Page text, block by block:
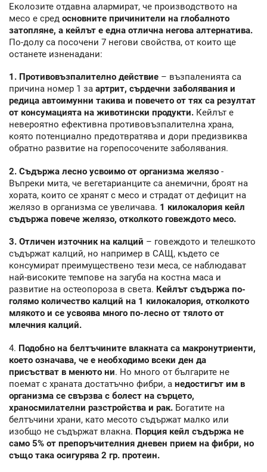
Еколозите отдавна алармират, че производството на
месо е сред основните причинители на глобалното
затопляне, а кейлът е една отлична негова алтернатива.
По-долу са посочени 7 негови свойства, от които ще
останете изненадани:
1. Противовъзпалително действие – възпаленията са
причина номер 1 за артрит, сърдечни заболявания и
редица автоимунни такива и повечето от тях са резултат
от консумацията на животински продукти. Кейлът е
невероятно ефективна противовъзпалителна храна,
която потенциално предотвратява и дори предизвиква
обратно развитие на горепосочените заболявания.
2. Съдържа лесно усвоимо от организма желязо -
Въпреки мита, че вегетарианците са анемични, броят на
хората, които се хранят с месо и страдат от дефицит на
желязо в организма се увеличава. 1 килокалория кейл
съдържа повече желязо, отколкото говеждото месо.
3. Отличен източник на калций – говеждото и телешкото
съдържат калций, но например в САЩ, където се
консумират преимуществено тези меса, се наблюдават
най-високите темпове на загуба на костна маса и
развитие на остеопороза в света. Кейлът съдържа по-
голямо количество калций на 1 килокалория, отколкото
млякото и се усвоява много по-лесно от тялото от
млечния калций.
4. Подобно на белтъчините влакната са макронутриенти,
което означава, че е необходимо всеки ден да
присъстват в менюто ни. Но много от българите не
поемат с храната достатъчно фибри, а недостигът им в
организма се свързва с болест на сърцето,
храносмилателни разстройства и рак. Богатите на
белтъчини храни, като месото съдържат малко или
изобщо не съдържат влакна. Порция кейл съдържа не
само 5% от препоръчителния дневен прием на фибри, но
също така осигурява 2 гр. протеин.